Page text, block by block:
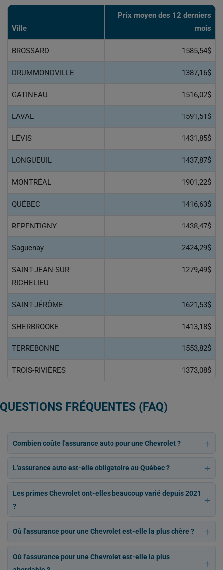
Ville
Prix ​​moyen des 12 derniers
mois
BROSSARD 1585,54$
DRUMMONDVILLE 1387,16$
GATINEAU 1516,02$
LAVAL 1591,51$
LÉVIS 1431,85$
LONGUEUIL 1437,87$
MONTRÉAL 1901,22$
QUÉBEC 1416,63$
REPENTIGNY 1438,47$
Saguenay 2424,29$
SAINT-JEAN-SUR-
RICHELIEU
1279,49$
SAINT-JÉRÔME 1621,53$
SHERBROOKE 1413,18$
TERREBONNE 1553,82$
TROIS-RIVIÈRES 1373,08$
QUESTIONS FRÉQUENTES (FAQ)
Combien coûte l'assurance auto pour une Chevrolet ?
L'assurance auto est-elle obligatoire au Québec ?
Les primes Chevrolet ont-elles beaucoup varié depuis 2021
?
Où l'assurance pour une Chevrolet est-elle la plus chère ?
Où l'assurance pour une Chevrolet est-elle la plus